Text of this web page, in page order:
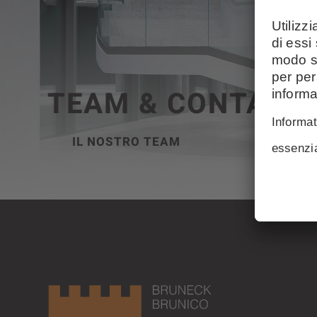
TEAM &
IL NOSTRO TEAM